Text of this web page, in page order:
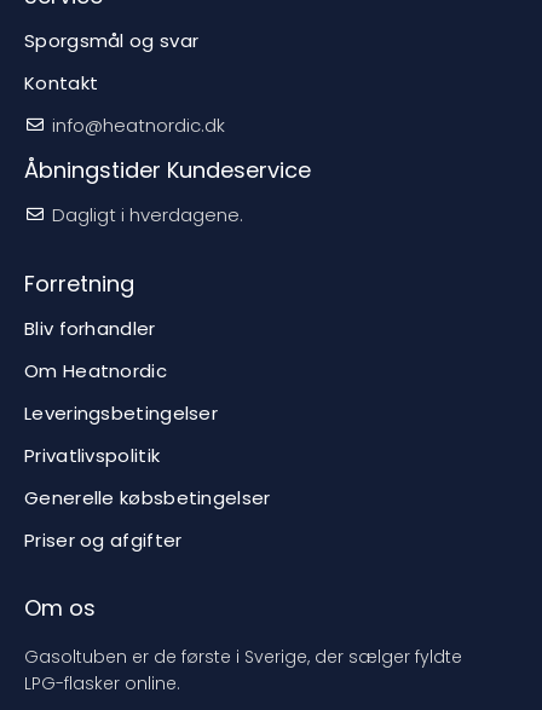
Sporgsmål og svar
Kontakt
info@heatnordic.dk
Åbningstider Kundeservice
Dagligt i hverdagene.
Forretning
Bliv forhandler
Om Heatnordic
Leveringsbetingelser
Privatlivspolitik
Generelle købsbetingelser
Priser og afgifter
Om os
Gasoltuben er de første i Sverige, der sælger fyldte
LPG-flasker online.